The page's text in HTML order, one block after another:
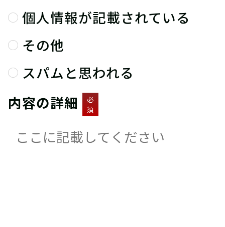
個人情報が記載されている
その他
スパムと思われる
内容の詳細
必
須